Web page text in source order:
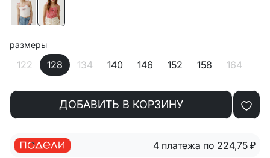
размеры
122 128 134 140 146 152 158 164
ДОБАВИТЬ В КОРЗИНУ
4 платежа по 224,75 ₽